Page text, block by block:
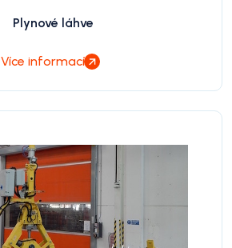
Plynové láhve
Více informací